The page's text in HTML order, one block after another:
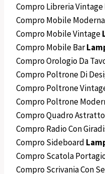
Compro Libreria Vintage
Compro Mobile
Compro Mobile Vintage
Compro Mobile Bar
Compro Orologio Da
Compro Poltrone Di
Compro Poltrone
Compro Poltrone
Compro Quadro Astratto
Compro Radio Con
Compro Sideboard
Compro Scatola
Compro Scrivania Con